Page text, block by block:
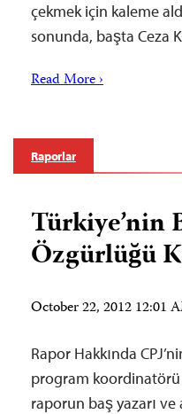
çekmek için kaleme
sonunda, başta Ceza
Read More ›
Raporlar
Türkiye’nin
Özgürlüğü
October 22, 2012 12:01
Rapor Hakkında
program
raporun baş yazarı